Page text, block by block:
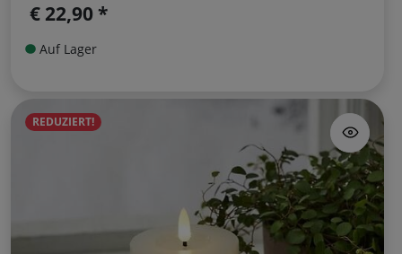
€ 22,90 *
Auf Lager
REDUZIERT!